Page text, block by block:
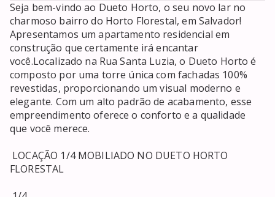
Seja bem-vindo ao Dueto Horto, o seu novo lar no
charmoso bairro do Horto Florestal, em Salvador!
Apresentamos um apartamento residencial em
construção que certamente irá encantar
você.Localizado na Rua Santa Luzia, o Dueto Horto é
composto por uma torre única com fachadas 100%
revestidas, proporcionando um visual moderno e
elegante. Com um alto padrão de acabamento, esse
empreendimento oferece o conforto e a qualidade
que você merece.
FLORESTAL